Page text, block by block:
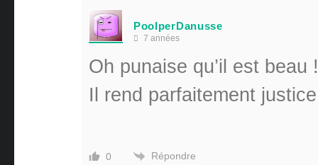
PoolperDanusse
7 années
Oh punaise qu’il est beau !
Il rend parfaitement
0 Répondre